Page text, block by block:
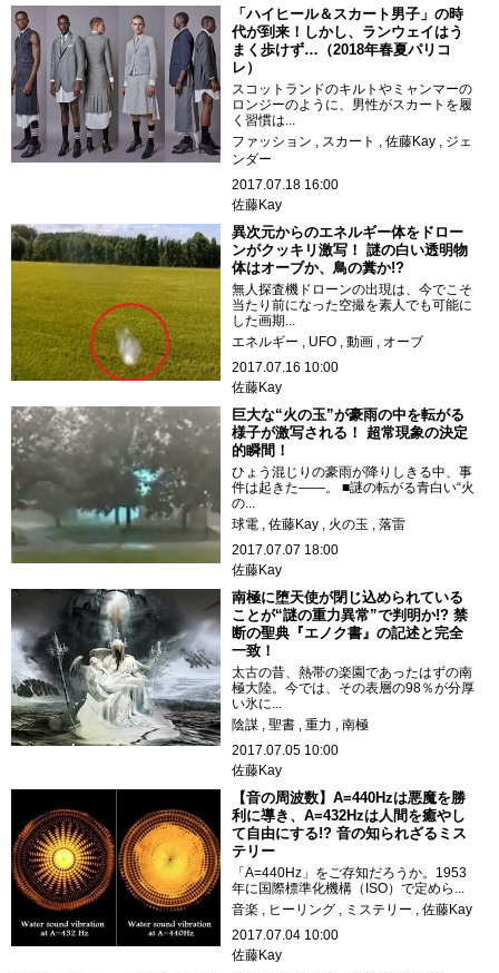
「ハイヒール＆スカート男子」の時
代が到来！しかし、ランウェイはう
まく歩けず…（2018年春夏パリコ
レ）
スコットランドのキルトやミャンマーの
ロンジーのように、男性がスカートを履
く習慣は...
ファッション
スカート 佐藤Kay
ジェ
ンダー
2017.07.18 16:00
佐藤Kay
異次元からのエネルギー体をドロー
ンがクッキリ激写！ 謎の白い透明物
体はオーブか、鳥の糞か!?
無人探査機ドローンの出現は、今でこそ
当たり前になった空撮を素人でも可能に
した画期...
エネルギー
UFO 動画
オーブ
2017.07.16 10:00
佐藤Kay
巨大な“火の玉”が豪雨の中を転がる
様子が激写される！ 超常現象の決定
的瞬間！
ひょう混じりの豪雨が降りしきる中、事
件は起きた――。 ■謎の転がる青白い“火
の...
球電
佐藤Kay 火の玉
落雷
2017.07.07 18:00
佐藤Kay
南極に堕天使が閉じ込められている
ことが“謎の重力異常”で判明か!? 禁
断の聖典『エノク書』の記述と完全
一致！
太古の昔、熱帯の楽園であったはずの南
極大陸。今では、その表層の98％が分厚
い氷に...
陰謀
聖書 重力
南極
2017.07.05 10:00
佐藤Kay
【音の周波数】A=440Hzは悪魔を勝
利に導き、A=432Hzは人間を癒やし
て自由にする!? 音の知られざるミス
テリー
「A=440Hz」をご存知だろうか。1953
年に国際標準化機構（ISO）で定めら...
音楽
ヒーリング ミステリー
佐藤Kay
2017.07.04 10:00
佐藤Kay